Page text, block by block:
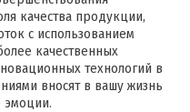
качества продукции,
с использованием
качественных
технологий в
вносят в вашу жизнь
эмоции.